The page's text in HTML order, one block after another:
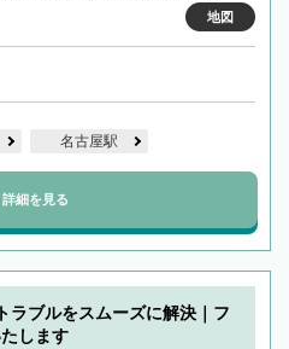
地図
名古屋駅
詳細を見る
ラブルをスムーズに解決｜フ
します